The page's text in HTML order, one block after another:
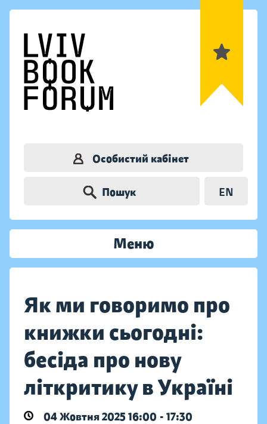
Особистий кабінет
Пошук EN
Меню
Як ми говоримо про
книжки сьогодні:
бесіда про нову
літкритику в Україні
04 Жовтня 2025 16:00 - 17:30